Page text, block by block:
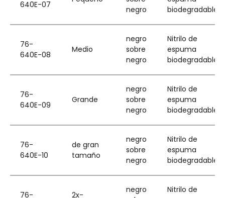
640E-07
negro
biodegradable
76-
640E-08
Medio
negro
sobre
negro
Nitrilo de
espuma
biodegradable
76-
640E-09
Grande
negro
sobre
negro
Nitrilo de
espuma
biodegradable
76-
640E-10
de gran
tamaño
negro
sobre
negro
Nitrilo de
espuma
biodegradable
76- 2x-
negro
Nitrilo de